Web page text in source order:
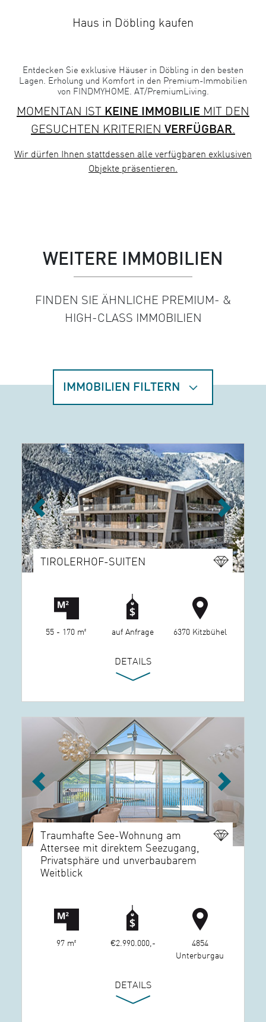
Haus in Döbling kaufen
Entdecken Sie exklusive Häuser in Döbling in den besten
Lagen. Erholung und Komfort in den Premium-Immobilien
von FINDMYHOME. AT/PremiumLiving.
MOMENTAN IST KEINE IMMOBILIE MIT DEN
GESUCHTEN KRITERIEN VERFÜGBAR
Wir dürfen Ihnen stattdessen alle verfügbaren exklusiven
Objekte präsentieren.
WEITERE IMMOBILIEN
FINDEN SIE ÄHNLICHE PREMIUM- &
HIGH-CLASS IMMOBILIEN
IMMOBILIEN FILTERN
Previous Next
TIROLERHOF-SUITEN
55 - 170 m² auf Anfrage 6370 Kitzbühel
DETAILS
Previous Next
Traumhafte See-Wohnung am
Attersee mit direktem Seezugang,
Privatsphäre und unverbaubarem
Weitblick
97 m² €2.990.000,-
4854
Unterburgau
DETAILS